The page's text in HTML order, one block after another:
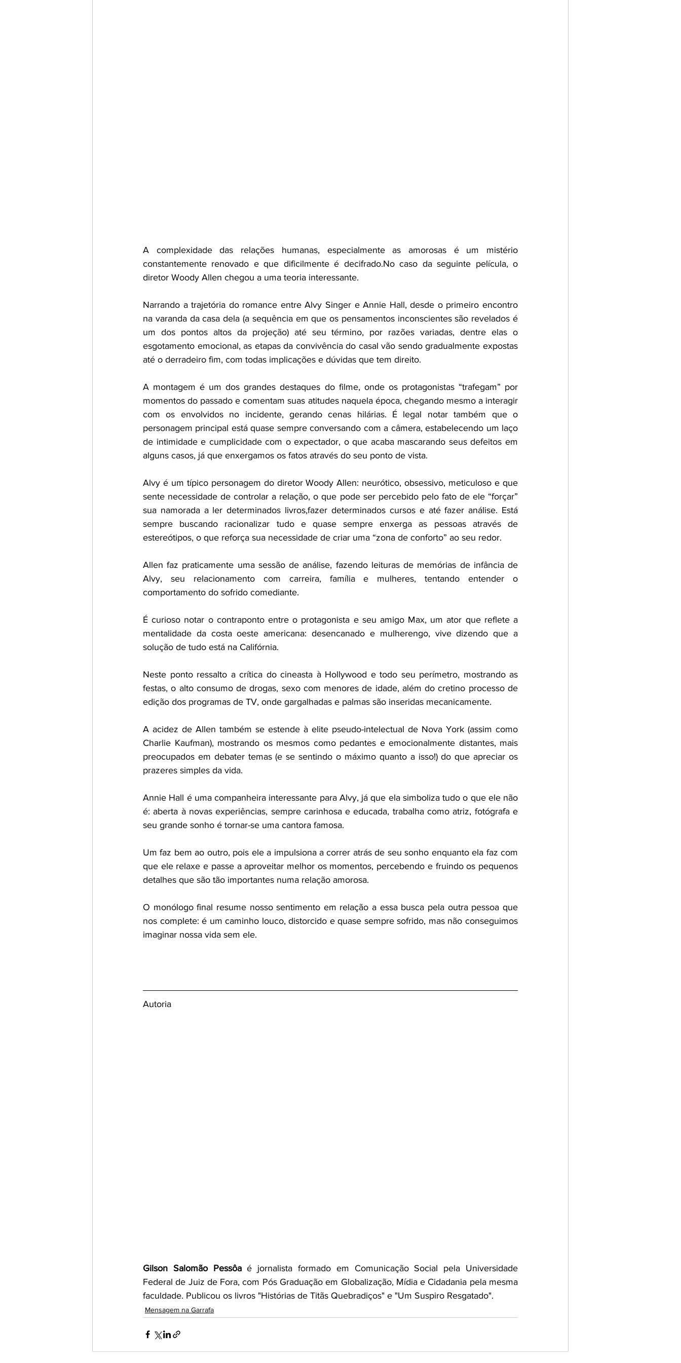
A complexidade das relações humanas, especialmente as amorosas é um mistério
constantemente renovado e que dificilmente é decifrado.No caso da seguinte película, o
diretor Woody Allen chegou a uma teoria interessante.
Narrando a trajetória do romance entre Alvy Singer e Annie Hall, desde o primeiro encontro
na varanda da casa dela (a sequência em que os pensamentos inconscientes são revelados é
um dos pontos altos da projeção) até seu término, por razões variadas, dentre elas o
esgotamento emocional, as etapas da convivência do casal vão sendo gradualmente expostas
até o derradeiro fim, com todas implicações e dúvidas que tem direito.
A montagem é um dos grandes destaques do filme, onde os protagonistas “trafegam” por
momentos do passado e comentam suas atitudes naquela época, chegando mesmo a interagir
com os envolvidos no incidente, gerando cenas hilárias. É legal notar também que o
personagem principal está quase sempre conversando com a câmera, estabelecendo um laço
de intimidade e cumplicidade com o expectador, o que acaba mascarando seus defeitos em
alguns casos, já que enxergamos os fatos através do seu ponto de vista.
Alvy é um típico personagem do diretor Woody Allen: neurótico, obsessivo, meticuloso e que
sente necessidade de controlar a relação, o que pode ser percebido pelo fato de ele “forçar”
sua namorada a ler determinados livros,fazer determinados cursos e até fazer análise. Está
sempre buscando racionalizar tudo e quase sempre enxerga as pessoas através de
estereótipos, o que reforça sua necessidade de criar uma “zona de conforto” ao seu redor.
Allen faz praticamente uma sessão de análise, fazendo leituras de memórias de infância de
Alvy, seu relacionamento com carreira, família e mulheres, tentando entender o
comportamento do sofrido comediante.
É curioso notar o contraponto entre o protagonista e seu amigo Max, um ator que reflete a
mentalidade da costa oeste americana: desencanado e mulherengo, vive dizendo que a
solução de tudo está na Califórnia.
Neste ponto ressalto a crítica do cineasta à Hollywood e todo seu perímetro, mostrando as
festas, o alto consumo de drogas, sexo com menores de idade, além do cretino processo de
edição dos programas de TV, onde gargalhadas e palmas são inseridas mecanicamente.
A acidez de Allen também se estende à elite pseudo-intelectual de Nova York (assim como
Charlie Kaufman), mostrando os mesmos como pedantes e emocionalmente distantes, mais
preocupados em debater temas (e se sentindo o máximo quanto a isso!) do que apreciar os
prazeres simples da vida.
Annie Hall é uma companheira interessante para Alvy, já que ela simboliza tudo o que ele não
é: aberta à novas experiências, sempre carinhosa e educada, trabalha como atriz, fotógrafa e
seu grande sonho é tornar-se uma cantora famosa.
Um faz bem ao outro, pois ele a impulsiona a correr atrás de seu sonho enquanto ela faz com
que ele relaxe e passe a aproveitar melhor os momentos, percebendo e fruindo os pequenos
detalhes que são tão importantes numa relação amorosa.
O monólogo final resume nosso sentimento em relação a essa busca pela outra pessoa que
nos complete: é um caminho louco, distorcido e quase sempre sofrido, mas não conseguimos
imaginar nossa vida sem ele.
Autoria
Gilson Salomão Pessôa é jornalista formado em Comunicação Social pela Universidade
Federal de Juiz de Fora, com Pós Graduação em Globalização, Mídia e Cidadania pela mesma
faculdade. Publicou os livros "Histórias de Titãs Quebradiços" e "Um Suspiro Resgatado".
Mensagem na Garrafa